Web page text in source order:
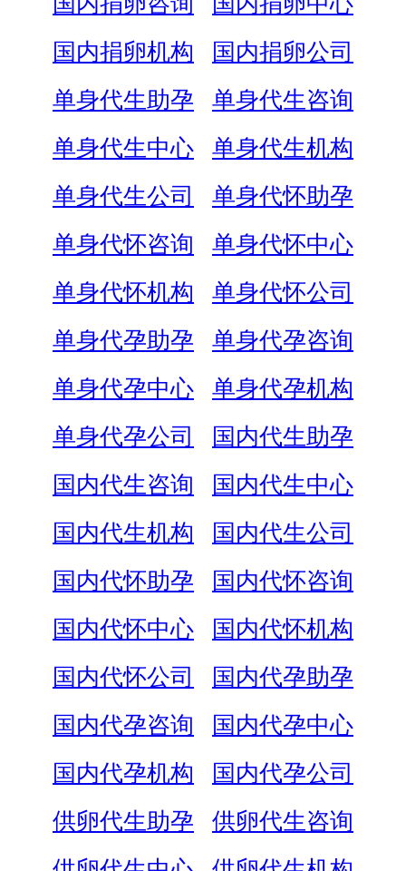
国内捐卵机构
国内捐卵公司
单身代生助孕
单身代生咨询
单身代生中心
单身代生机构
单身代生公司
单身代怀助孕
单身代怀咨询
单身代怀中心
单身代怀机构
单身代怀公司
单身代孕助孕
单身代孕咨询
单身代孕中心
单身代孕机构
单身代孕公司
国内代生助孕
国内代生咨询
国内代生中心
国内代生机构
国内代生公司
国内代怀助孕
国内代怀咨询
国内代怀中心
国内代怀机构
国内代怀公司
国内代孕助孕
国内代孕咨询
国内代孕中心
国内代孕机构
国内代孕公司
供卵代生助孕
供卵代生咨询